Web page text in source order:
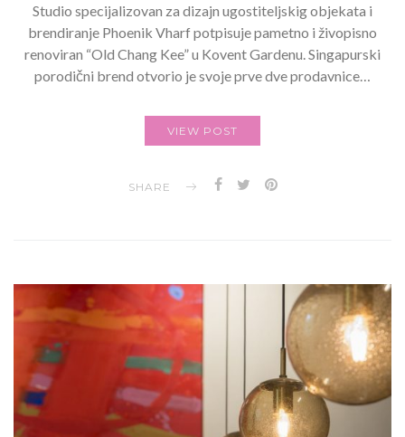
Studio specijalizovan za dizajn ugostiteljskig objekata i
brendiranje Phoenik Vharf potpisuje pametno i živopisno
renoviran “Old Chang Kee” u Kovent Gardenu. Singapurski
porodični brend otvorio je svoje prve dve prodavnice…
VIEW POST
SHARE